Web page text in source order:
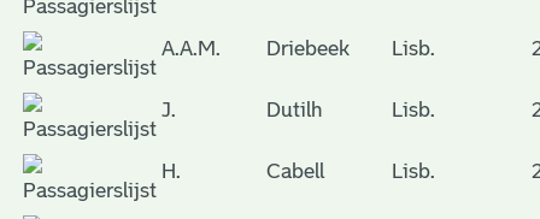
A.A.M. Driebeek Lisb.
J. Dutilh Lisb.
H. Cabell Lisb.